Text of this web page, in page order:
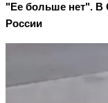
"Ее больше нет". В
России